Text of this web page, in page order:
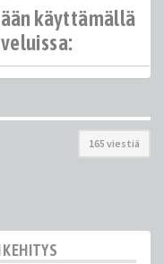
käyttämällä
165 viestiä
KEHITYS